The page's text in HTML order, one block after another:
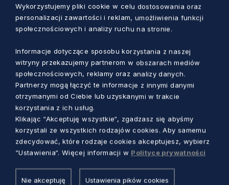
KULTURA
pokaz filmu upamiętniającego ofiary
Holocaustu
Marcin Szumny
Wykorzystujemy pliki cookie w celu dostosowania oraz
personalizacji zawartości i reklam, umożliwienia funkcji
społecznościowych i analizy ruchu na stronie.
Informacje dotyczące sposobu korzystania z naszej
witryny przekazujemy partnerom w obszarach mediów
społecznościowych, reklamy oraz analizy danych.
Partnerzy mogą łączyć te informacje z innymi danymi
otrzymanymi od Ciebie lub uzyskanymi w trakcie
korzystania z ich usług.
Klikając “Akceptuję wszystkie“, zgadzasz się abyśmy
korzystali ze wszystkich rodzajów cookies. Aby samemu
zdecydować, które rodzaje cookies akceptujesz, wybierz
“Ustawienia“. Więcej informacji w Polityce prywatności
Nie akceptuję Ustawienia pików cookies